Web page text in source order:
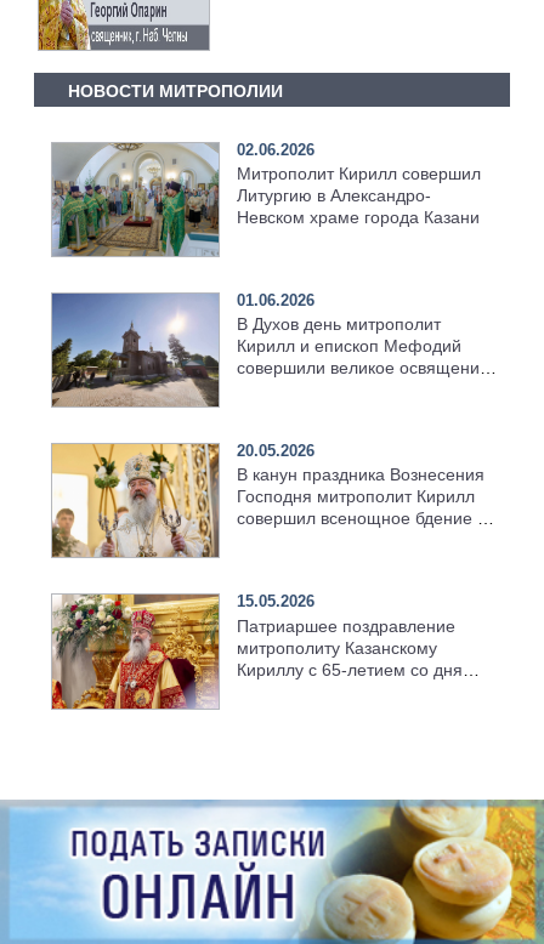
НОВОСТИ МИТРОПОЛИИ
02.06.2026
Митрополит Кирилл совершил
Литургию в Александро-
Невском храме города Казани
01.06.2026
В Духов день митрополит
Кирилл и епископ Мефодий
совершили великое освящение
20.05.2026
В канун праздника Вознесения
Господня митрополит Кирилл
совершил всенощное бдение в
15.05.2026
Патриаршее поздравление
митрополиту Казанскому
Кириллу с 65-летием со дня